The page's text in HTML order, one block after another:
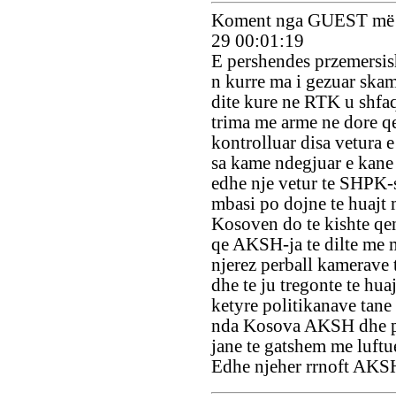
Koment nga GUEST
29 00:01:19
E pershendes
n kurre ma i gezuar
dite kure ne RTK u
trima me arme ne dore
kontrolluar disa vetura e
sa kame ndegjuar e
edhe nje vetur te SHPK-
mbasi po dojne te huajt
Kosoven do te kishte
qe AKSH-ja te dilte me
njerez perball kamerave
dhe te ju tregonte te
ketyre politikanave tane
nda Kosova AKSH dhe
jane te gatshem me
Edhe njeher rrnoft